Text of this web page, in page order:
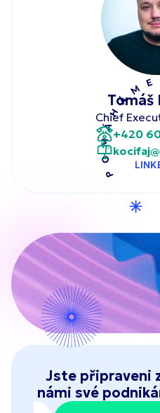
Tomáš
Chief
+420
Jste připraveni
námi své